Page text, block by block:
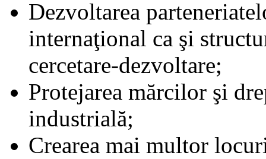
Dezvoltarea
internaţional ca şi
cercetare-dezvoltare;
Protejarea mărcilor şi
industrială;
Crearea mai multor